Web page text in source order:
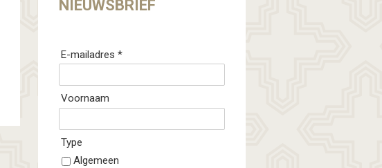
NIEUWSBRIEF
E-mailadres *
Voornaam
Type
Algemeen